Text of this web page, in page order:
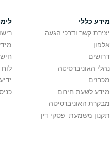
מידע כללי
יצירת קשר ודרכי הגעה
אלפון
דרושים
נהלי האוניברסיטה
מכרזים
מידע לשעת חירום
מבקרת האוניברסיטה
תקנון משמעת ופסקי דין